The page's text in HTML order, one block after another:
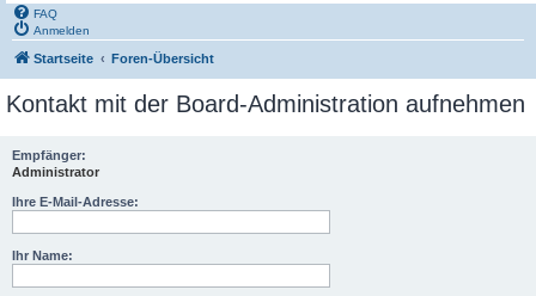
FAQ
Anmelden
Startseite Foren-Übersicht
Kontakt mit der Board-Administration aufnehmen
Empfänger:
Administrator
Ihre E-Mail-Adresse:
Ihr Name: